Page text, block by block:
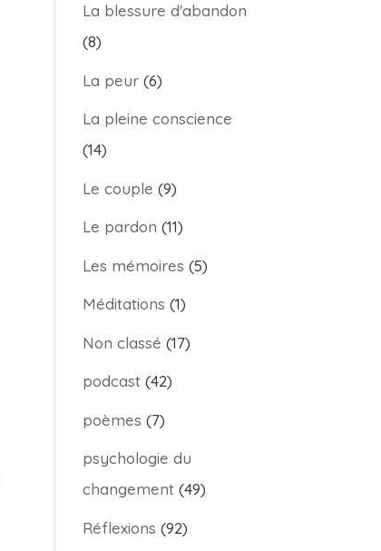
La blessure d'abandon
(8)
La peur (6)
La pleine conscience
(14)
Le couple (9)
Le pardon (11)
Les mémoires (5)
Méditations (1)
Non classé (17)
podcast (42)
poèmes (7)
psychologie du
changement (49)
Réflexions (92)